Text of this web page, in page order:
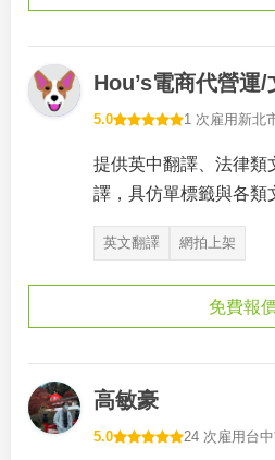
Hou’s電商代營運
5.0 1 次雇用 新北
提供英中翻譯、法律類
譯，具仿單標籤與各類
英文翻譯 網拍上架
免費報
高敏豪
5.0 24 次雇用 台